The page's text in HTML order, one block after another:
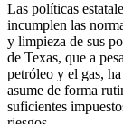
Las políticas
incumplen las
y limpieza de sus
de Texas, que a
petróleo y el gas,
asume de forma
suficientes